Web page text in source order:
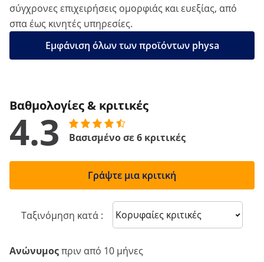
σύγχρονες επιχειρήσεις ομορφιάς και ευεξίας, από
σπα έως κινητές υπηρεσίες.
Εμφάνιση όλων των προϊόντων physa
Βαθμολογίες & κριτικές
4.3 Βασισμένο σε 6 κριτικές
Γράψτε μια κριτική
Ταξινόμηση κατά : Sort reviews
Ανώνυμοςπριν από 10 μήνες